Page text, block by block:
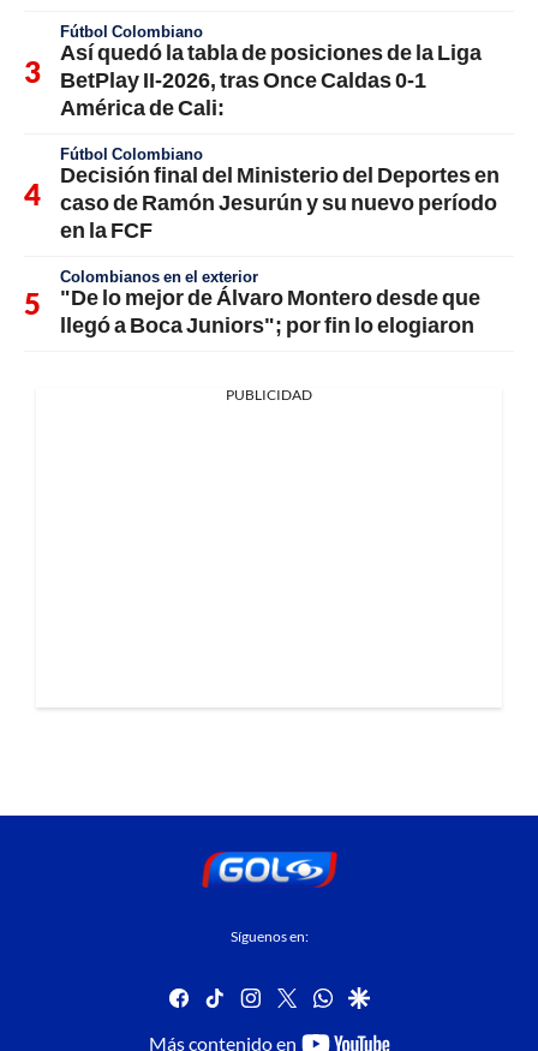
Fútbol Colombiano
Así quedó la tabla de posiciones de la Liga
BetPlay II-2026, tras Once Caldas 0-1
América de Cali:
Fútbol Colombiano
Decisión final del Ministerio del Deportes en
caso de Ramón Jesurún y su nuevo período
en la FCF
Colombianos en el exterior
"De lo mejor de Álvaro Montero desde que
llegó a Boca Juniors"; por fin lo elogiaron
PUBLICIDAD
Síguenos en:
facebook
tiktok instagram
twitterwhatsapp
google
Más contenido en youtube-